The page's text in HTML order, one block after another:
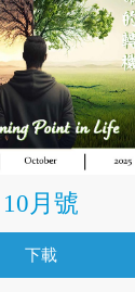
10月號
下載